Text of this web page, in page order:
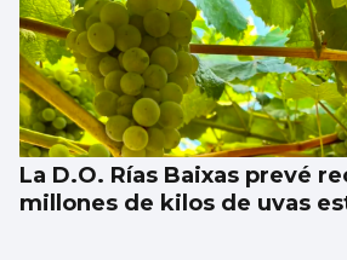
La D.O. Rías Baixas prevé
millones de kilos de uvas